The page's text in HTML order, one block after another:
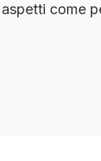
come